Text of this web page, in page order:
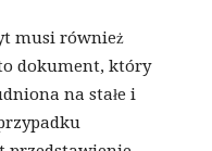
musi również
dokument, który
na stałe i